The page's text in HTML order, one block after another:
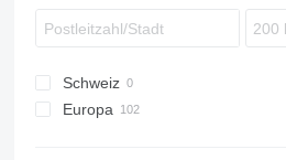
Schweiz
Europa